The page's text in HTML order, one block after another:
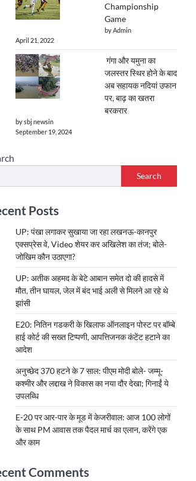
Championship
Game
by Admin
April 21, 2022
गंगा और यमुना का
जलस्तर स्थिर होने के बाद
अब सहायक नदियां उफान
पर, बाढ़ का खतरा
बरकरार
by sbj newsin
September 19, 2024
Search
Posts
UP: पंखा लगाकर सुखाया जा रहा लखनऊ-कानपुर
एक्सप्रेस वे, Video शेयर कर अखिलेश का तंज; बोले-
जोखिम कौन उठाएगा?
UP: अतीक अहमद के बेटे आबान समेत दो की हादसे में
मौत, तीन घायल, जेल में बंद भाई अली से मिलने आ रहे थे
झांसी
E20: नितिन गडकरी के खिलाफ ऑनलाइन पोस्ट पर बॉम्बे
हाई कोर्ट की सख्त टिप्पणी, आपत्तिजनक कंटेंट हटाने का
आदेश
अनुच्छेद 370 हटने के 7 साल: पीएम मोदी बोले- जम्मू-
कश्मीर और लद्दाख ने विकास का नया दौर देखा; गिनाईं ये
उपलब्धि
E-20 पर आर-पार के मूड में केजरीवाल: आज 100 लोगों
के साथ PM आवास तक पैदल मार्च का एलान, करेंगे एक
और काम
Comments